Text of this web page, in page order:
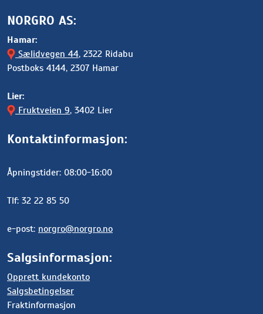
NORGRO AS:
Hamar:
Sælidvegen 44, 2322 Ridabu
Postboks 4144, 2307 Hamar
Lier:
Fruktveien 9, 3402 Lier
Kontaktinformasjon:
Åpningstider: 08:00-16:00
Tlf: 32 22 85 50
e-post: norgro@norgro.no
Salgsinformasjon:
Opprett kundekonto
Salgsbetingelser
Fraktinformasjon